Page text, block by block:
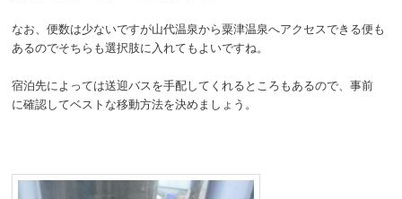
なお、便数は少ないですが山代温泉から粟津温泉へアクセスできる便も
あるのでそちらも選択肢に入れてもよいですね。
宿泊先によっては送迎バスを手配してくれるところもあるので、事前
に確認してベストな移動方法を決めましょう。